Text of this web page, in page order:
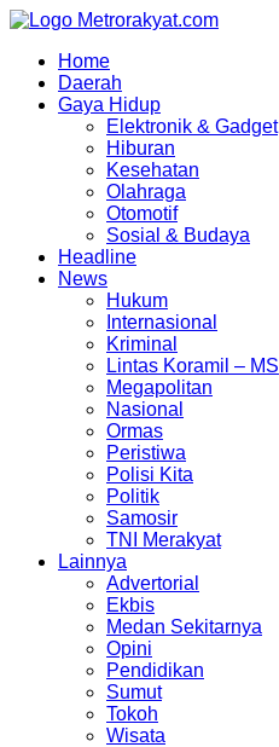
Skip
contentHome
Daerah
Gaya Hidup
Elektronik & Gadget
Hiburan
Kesehatan
Olahraga
Otomotif
Sosial & Budaya
Headline
News
Hukum
Internasional
Kriminal
Lintas Koramil – MS
Megapolitan
Nasional
Ormas
Peristiwa
Polisi Kita
Politik
Samosir
TNI Merakyat
Lainnya
Advertorial
Ekbis
Medan Sekitarnya
Opini
Pendidikan
Sumut
Tokoh
Wisata